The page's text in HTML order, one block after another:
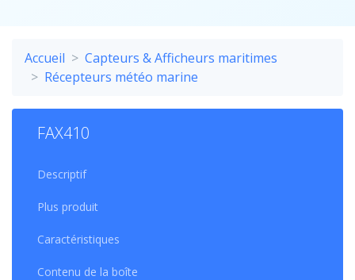
Accueil
Capteurs & Afficheurs maritimes
Récepteurs météo marine
FAX410
Descriptif
Plus produit
Caractéristiques
Contenu de la boîte